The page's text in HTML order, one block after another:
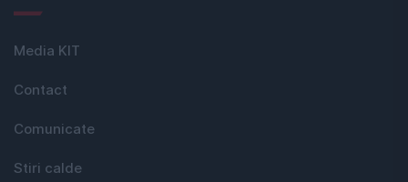
Media KIT
Contact
Comunicate
Stiri calde